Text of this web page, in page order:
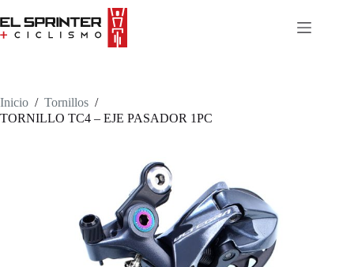
to
content
Inicio / Tornillos /
TORNILLO TC4 – EJE PASADOR 1PC